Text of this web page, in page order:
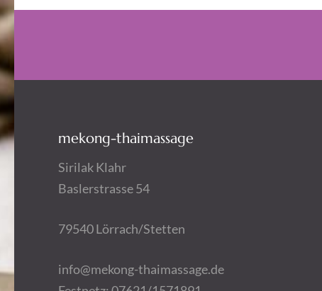
mekong-thaimassage
Sirilak Klahr
Baslerstrasse 54
79540 Lörrach/Stetten
info@mekong-thaimassage.de